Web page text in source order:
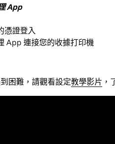
App
憑證登入
App 連接您的收據打印機
困難，請觀看設定教學影片 ，